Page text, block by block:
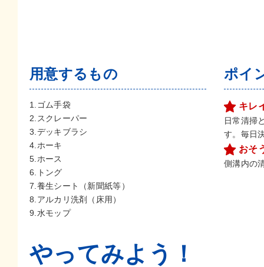
用意するもの
1.ゴム手袋
2.スクレーパー
3.デッキブラシ
4.ホーキ
5.ホース
6.トング
7.養生シート（新聞紙等）
8.アルカリ洗剤（床用）
9.水モップ
ポイ
キレ
日常清掃
す。毎日
おそ
側溝内の
やってみよう！